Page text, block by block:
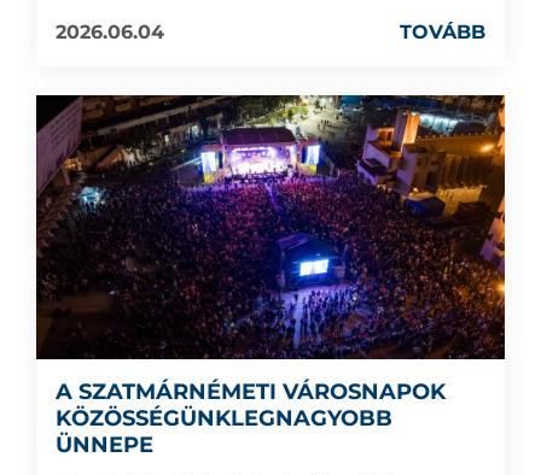
2026.06.04
TOVÁBB
A SZATMÁRNÉMETI VÁROSNAPOK
KÖZÖSSÉGÜNKLEGNAGYOBB
ÜNNEPE